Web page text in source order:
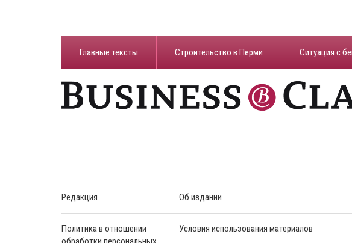
Главные тексты Строительство в Перми ​Ситуация с
Редакция Об издании
Политика в отношении
Условия использования материалов